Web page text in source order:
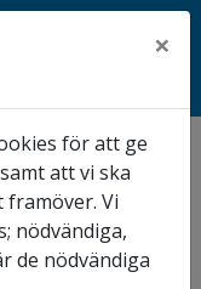
Lösenord
×
för att ge
att vi ska
framöver. Vi
nödvändiga,
de nödvändiga